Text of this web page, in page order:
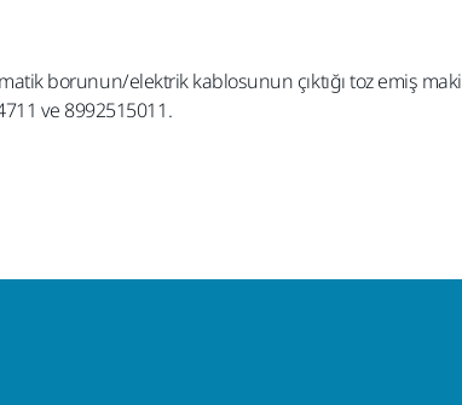
borunun/elektrik kablosunun çıktığı toz emiş
ve 8992515011.